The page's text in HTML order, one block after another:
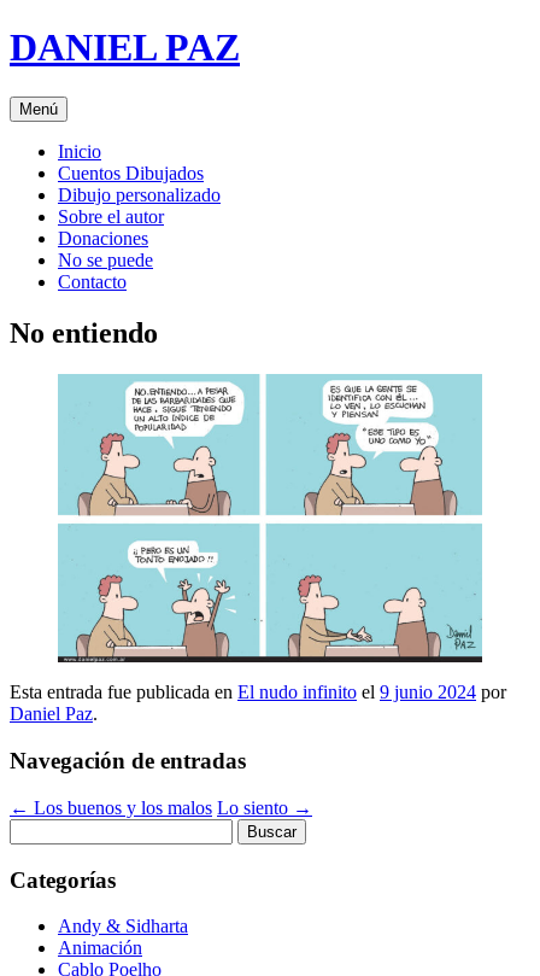
Saltar
al
DANIEL PAZ
Menú
Inicio
Cuentos Dibujados
Dibujo personalizado
Sobre el autor
Donaciones
No se puede
Contacto
No entiendo
Esta entrada fue publicada en El nudo infinito el 9 junio 2024 por
Daniel Paz.
Navegación de entradas
← Los buenos y los malos Lo siento →
Categorías
Andy & Sidharta
Animación
Cablo Poelho